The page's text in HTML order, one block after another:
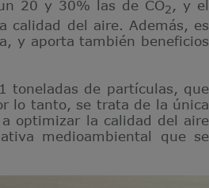
20 y 30% las de CO2, y el
calidad del aire. Además, es
y aporta también beneficios
toneladas de partículas, que
lo tanto, se trata de la única
optimizar la calidad del aire
medioambiental que se